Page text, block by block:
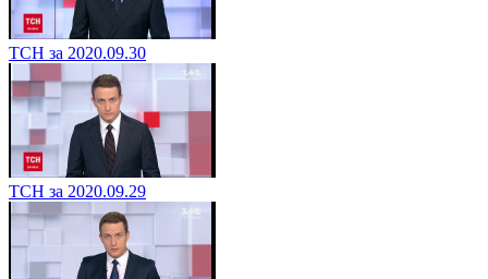
ТСН за 2020.09.30
ТСН за 2020.09.29